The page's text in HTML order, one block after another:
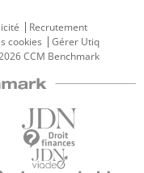
Recrutement
cookies
Gérer Utiq
CCM Benchmark